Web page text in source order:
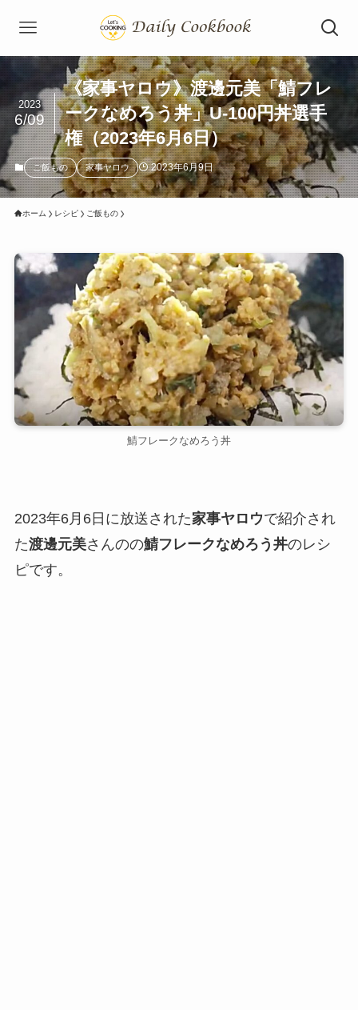
《家事ヤロウ》渡邊元美「鯖フレ
ークなめろう丼」U-100円丼選手
権（2023年6月6日）
2023
6/09
ご飯もの 家事ヤロウ 2023年6月9日
ホーム レシピ ご飯もの
鯖フレークなめろう丼
2023年6月6日に放送された家事ヤロウで紹介され
た渡邊元美さんのの鯖フレークなめろう丼のレシ
ピです。